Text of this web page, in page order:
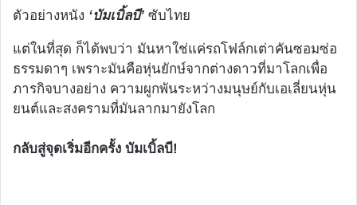
ตัวอย่างหนัง ‘บัมเบิ้ลบี’ ซับไทย
แต่ในที่สุด ก็ได้พบว่า มันหาใช่แค่รถโฟล์กเต่าคันซอมซ่อ
ธรรมดาๆ เพราะมันคือหุ่นยักษ์จากต่างดาวที่มาโลกเพื่อ
ภารกิจบางอย่าง ความผูกพันระหว่างมนุษย์กับเอเลี่ยนหุ่น
ยนต์และสงครามที่มันลากมายังโลก
กลับสู่จุดเริ่มอีกครั้ง บัมเบิ้ลบี!